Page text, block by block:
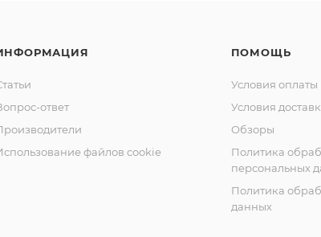
ответ
файлов cookie
ПОМОЩЬ
Условия оплаты
Условия
Обзоры
Политика
персональных
Политика
данных